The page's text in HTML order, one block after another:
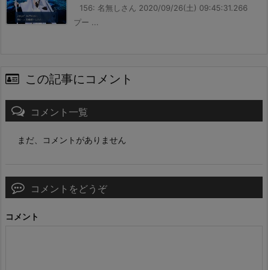
156: 名無しさん 2020/09/26(土) 09:45:31.266
プー ...
この記事にコメント
コメント一覧
まだ、コメントがありません
コメントをどうぞ
コメント